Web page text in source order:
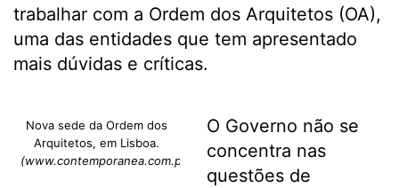
trabalhar com a Ordem dos Arquitetos (OA),
uma das entidades que tem apresentado
mais dúvidas e críticas.
Nova sede da Ordem dos
Arquitetos, em Lisboa.
(www.contemporanea.com.pt)
O Governo não se
concentra nas
questões de